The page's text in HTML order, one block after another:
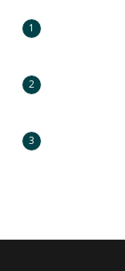
1
2
3